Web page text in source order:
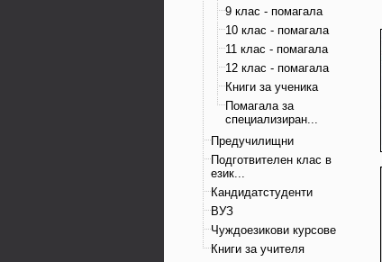
9 клас - помагала
10 клас - помагала
11 клас - помагала
12 клас - помагала
Книги за ученика
Помагала за
специализиран...
Предучилищни
Подготвителен клас в
език...
Кандидатстуденти
ВУЗ
Чуждоезикови курсове
Книги за учителя